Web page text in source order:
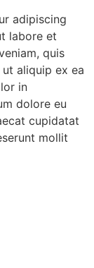
adipiscing
labore et
quis
aliquip ex ea
in
dolore eu
cupidatat
mollit